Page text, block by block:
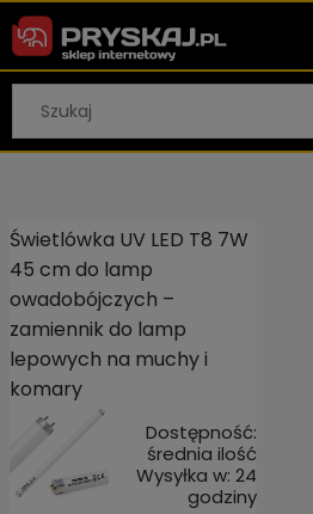
Świetlówka UV LED T8 7W
45 cm do lamp
owadobójczych –
zamiennik do lamp
lepowych na muchy i
komary
Dostępność:
średnia ilość
Wysyłka w: 24
godziny